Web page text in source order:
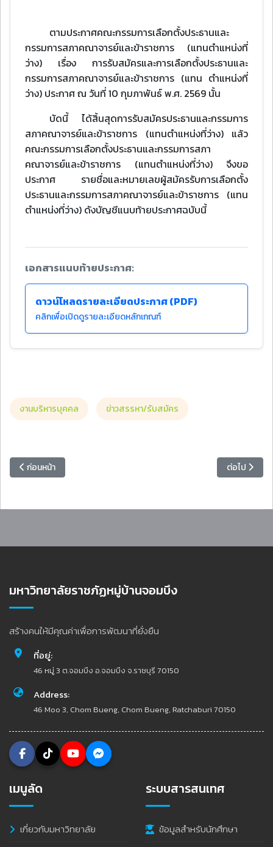
ตามประกาศคณะกรรมการเลือกตั้งประธานและ
กรรมการสภาคณาจารย์และข้าราชการ (แทนตําแหน่งที่
ว่าง) เรื่อง การรับสมัครและการเลือกตั้งประธานและ
กรรมการสภาคณาจารย์และข้าราชการ (แทน ตําแหน่งที่
ว่าง) ประกาศ ณ วันที่ 10 กุมภาพันธ์ พ.ศ. 2569 นั้น
บัดนี้ ได้สิ้นสุดการรับสมัครประธานและกรรมการ
สภาคณาจารย์และข้าราชการ (แทนตําแหน่งที่ว่าง) แล้ว
คณะกรรมการเลือกตั้งประธานและกรรมการสภา
คณาจารย์และข้าราชการ (แทนตําแหน่งที่ว่าง) จึงขอ
ประกาศ รายชื่อและหมายเลขผู้สมัครรับการเลือกตั้ง
ประธานและกรรมการสภาคณาจารย์และข้าราชการ (แทน
ตําแหน่งที่ว่าง) ดังบัญชีแนบท้ายประกาศฉบับนี้
เอกสารแนบท้ายประกาศ:
ดาวน์โหลดรายละเอียดประกาศ (PDF)
คลิกเพื่อเปิดดูรายละเอียดหลักเกณฑ์
งานบริหารบุคคล ข่าวสรรหา/รับสมัคร
เนื้อหาก่อนหน้า: ประกาศรายชื่อผู้มีสิทธิออกเสียงเลือกตั้งประธานและกร
ก่อนหน้า เนื้อหาถัดไป
ต่อไป
มหาวิทยาลัยราชภัฏหมู่บ้านจอมบึง
สร้างคนให้มีคุณค่าเพื่อการพัฒนาที่ยั่งยืน
ที่อยู่:
46 หมู่ 3 ต.จอมบึง อ.จอมบึง จ.ราชบุรี 70150
Address:
46 Moo 3, Chom Bueng, Chom Bueng, Ratchaburi 70150
เมนูลัด
เกี่ยวกับมหาวิทยาลัย
ระบบสารสนเทศ
ข้อมูลสำหรับนักศึกษา